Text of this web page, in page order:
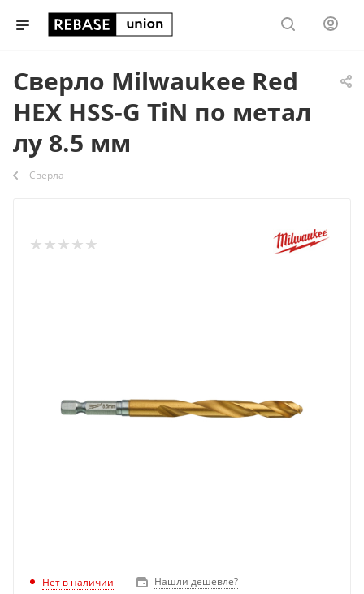
Сверло Milwaukee Red
HEX HSS-G TiN по метал
лу 8.5 мм
Сверла
Нет в наличии
Нашли дешевле?